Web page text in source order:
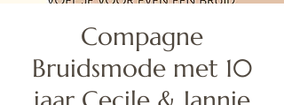
Compagne
Bruidsmode met 10